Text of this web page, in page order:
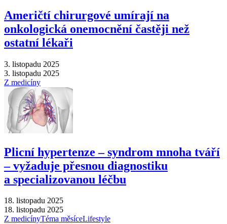
Američtí chirurgové umírají na
onkologická onemocnění častěji než
ostatní lékaři
3. listopadu 2025
3. listopadu 2025
Z medicíny
Plicní hypertenze –⁠ syndrom mnoha tváří
–⁠ vyžaduje přesnou diagnostiku
a specializovanou léčbu
18. listopadu 2025
18. listopadu 2025
Z medicínyTéma měsíceLifestyle